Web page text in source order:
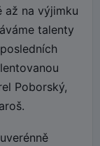
až na výjimku
talenty
Poborský,